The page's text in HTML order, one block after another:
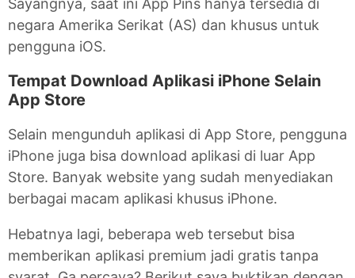
Sayangnya, saat ini App Pins hanya tersedia di
negara Amerika Serikat (AS) dan khusus untuk
pengguna iOS.
Tempat Download Aplikasi iPhone Selain
App Store
Selain mengunduh aplikasi di App Store, pengguna
iPhone juga bisa download aplikasi di luar App
Store. Banyak website yang sudah menyediakan
berbagai macam aplikasi khusus iPhone.
Hebatnya lagi, beberapa web tersebut bisa
memberikan aplikasi premium jadi gratis tanpa